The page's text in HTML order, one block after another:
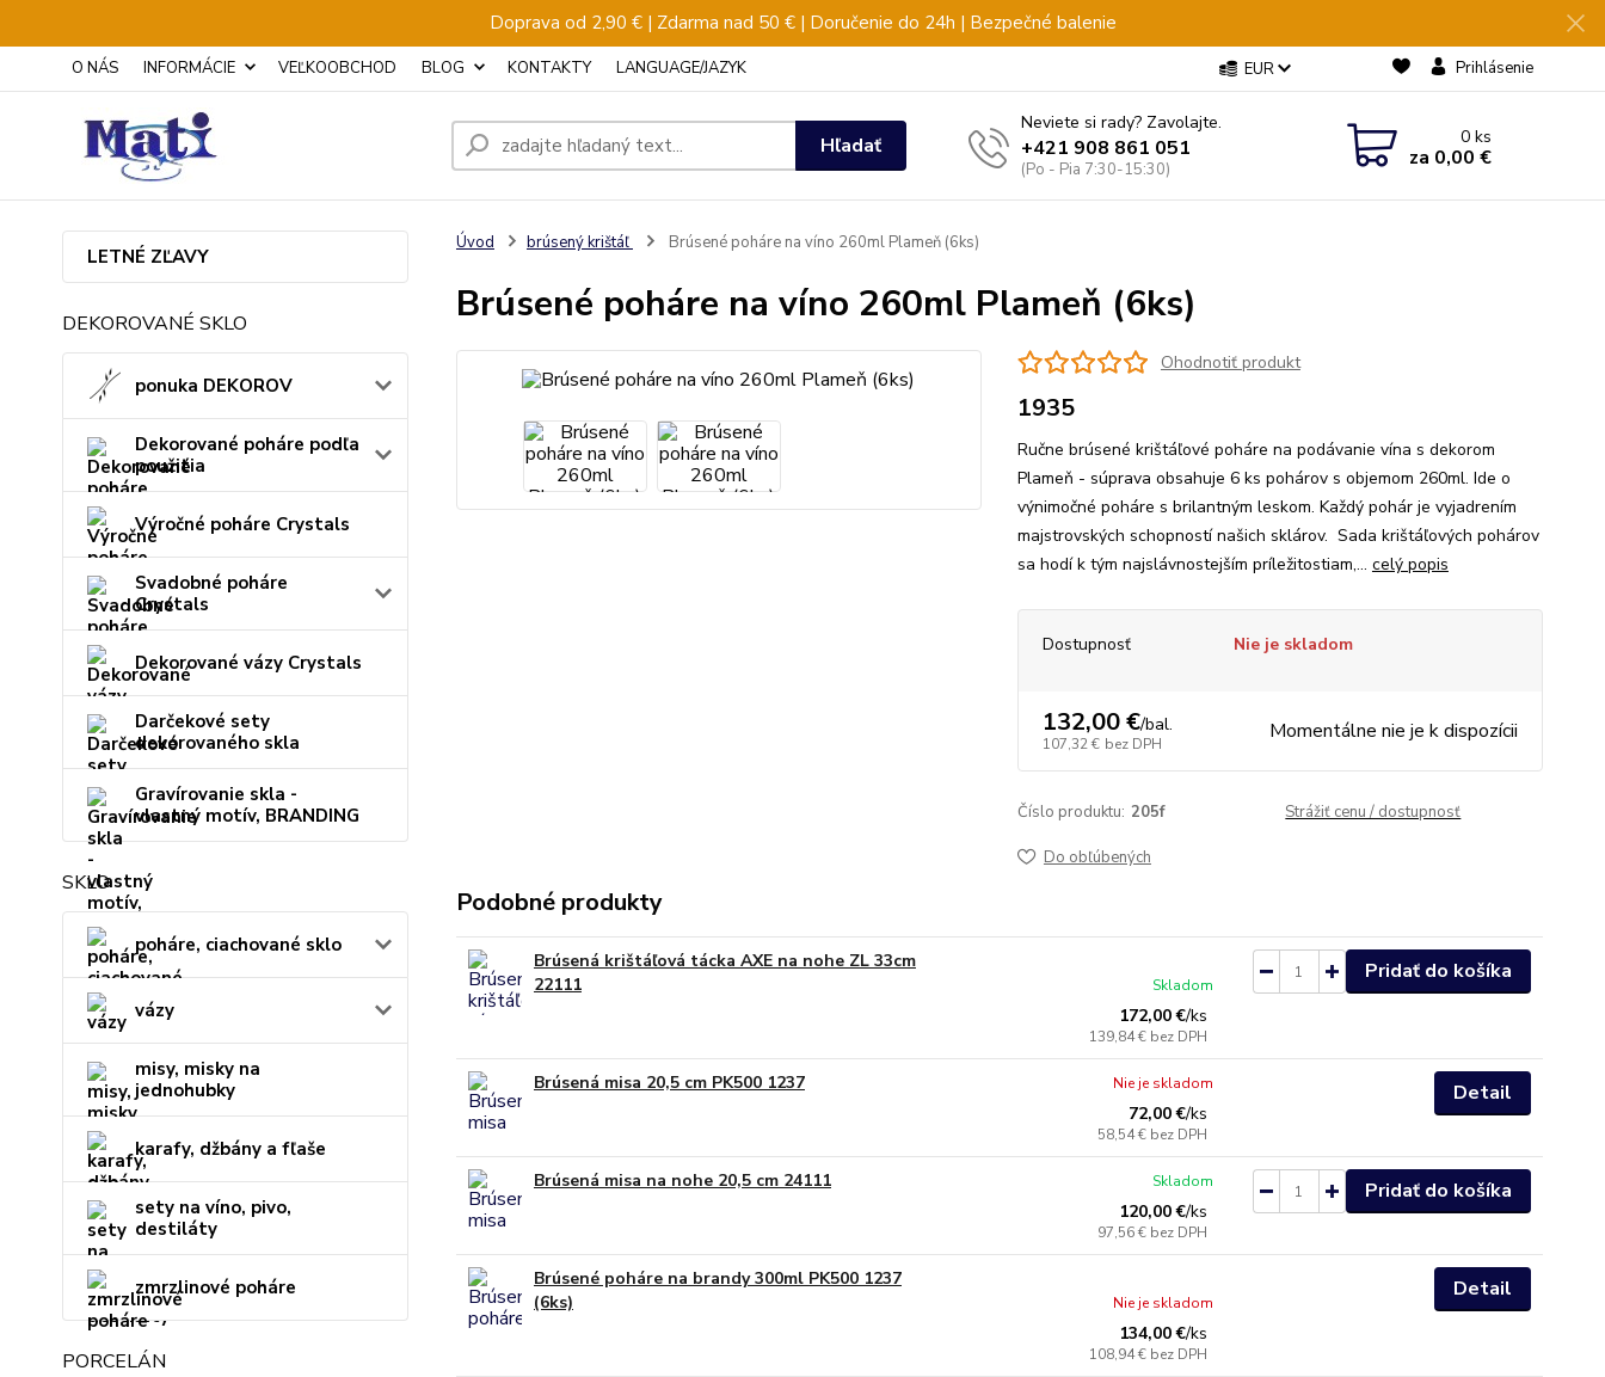
Doprava od 2,90 € | Zdarma nad 50 € | Doručenie do 24h | Bezpečné balenie
O NÁS INFORMÁCIE VEĽKOOBCHOD BLOG KONTAKTY LANGUAGE/JAZYK EUR Prihlásenie
Hľadať
Neviete si rady? Zavolajte.
+421 908 861 051
(Po - Pia 7:30-15:30)
0ks
za 0,00 €
LETNÉ ZĽAVY
DEKOROVANÉ SKLO
ponuka DEKOROV
Dekorované poháre podľa
použitia
Výročné poháre Crystals
Svadobné poháre
Crystals
Dekorované vázy Crystals
Darčekové sety
dekorovaného skla
Gravírovanie skla -
vlastný motív, BRANDING
SKLO
poháre, ciachované sklo
vázy
misy, misky na
jednohubky
karafy, džbány a fľaše
sety na víno, pivo,
destiláty
zmrzlinové poháre
PORCELÁN
Úvod brúsený krištáľ Brúsené poháre na víno 260ml Plameň (6ks)
Brúsené poháre na víno 260ml Plameň (6ks)
Ohodnotiť produkt
1935
Ručne brúsené krištáľové poháre na podávanie vína s dekorom
Plameň - súprava obsahuje 6 ks pohárov s objemom 260ml. Ide o
výnimočné poháre s brilantným leskom. Každý pohár je vyjadrením
majstrovských schopností našich sklárov. Sada krištáľových pohárov
sa hodí k tým najslávnostejším príležitostiam,... celý popis
Dostupnosť Nie je skladom
132,00 €/bal.
107,32 € bez DPH Momentálne nie je k dispozícii
Číslo produktu: 205f Strážiť cenu / dostupnosť
Do obľúbených
Podobné produkty
Brúsená krištáľová tácka AXE na nohe ZL 33cm
22111
172,00 €/ks
139,84 € bez DPH
Skladom
Pridať do košíka
Brúsená misa 20,5 cm PK500 1237
72,00 €/ks
58,54 € bez DPH
Nie je skladom Detail
Brúsená misa na nohe 20,5 cm 24111
120,00 €/ks
97,56 € bez DPH
Skladom Pridať do košíka
Brúsené poháre na brandy 300ml PK500 1237
(6ks)
134,00 €/ks
108,94 € bez DPH
Nie je skladom
Detail